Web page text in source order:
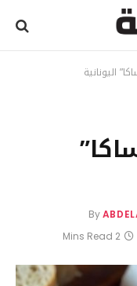
اليونانية
By
2 Mins Read